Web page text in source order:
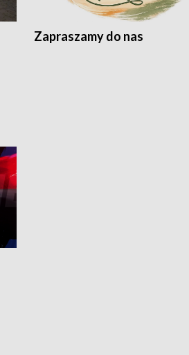
Zapraszamy do nas